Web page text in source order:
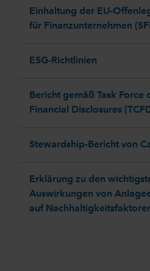
Einhaltung der EU-
für Finanzunternehmen
ESG-Richtlinien
Bericht gemäß Task Force
Financial Disclosures
Stewardship-Bericht von
Erklärung zu den
Auswirkungen von
auf